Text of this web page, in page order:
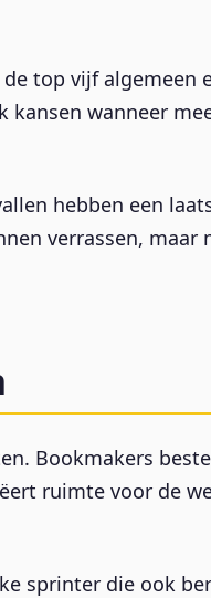
top vijf algemeen
wanneer
hebben een
verrassen, maar
Bookmakers
ruimte voor de
sprinter die ook